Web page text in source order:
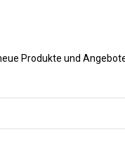
Produkte und